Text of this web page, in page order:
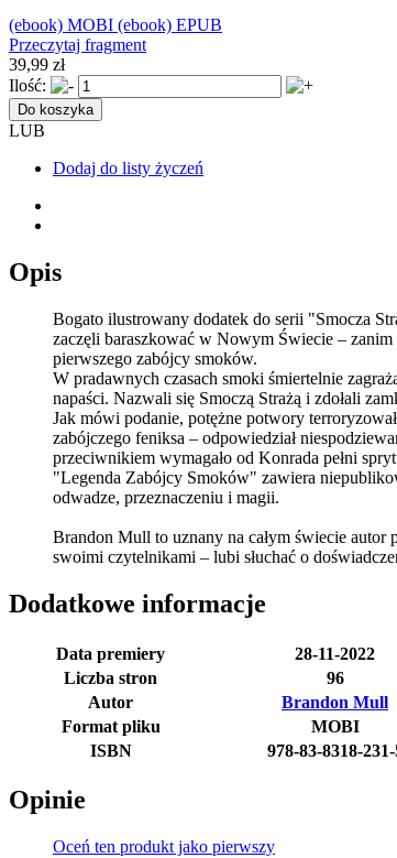
(ebook) MOBI (ebook) EPUB
Przeczytaj fragment
39,99 zł
Ilość:
Do koszyka
LUB
Dodaj do listy życzeń
Opis
Bogato ilustrowany dodatek do serii "Smocza
zaczęli baraszkować w Nowym Świecie – zanim
pierwszego zabójcy smoków.
W pradawnych czasach smoki śmiertelnie
napaści. Nazwali się Smoczą Strażą i zdołali
Jak mówi podanie, potężne potwory
zabójczego feniksa – odpowiedział
przeciwnikiem wymagało od Konrada pełni
"Legenda Zabójcy Smoków" zawiera
odwadze, przeznaczeniu i magii.
Brandon Mull to uznany na całym świecie
swoimi czytelnikami – lubi słuchać o
Dodatkowe informacje
Data premiery
28-11-2022
Liczba stron
96
Autor
Brandon Mull
Format pliku
MOBI
ISBN
978-83-8318-
Opinie
Oceń ten produkt jako pierwszy